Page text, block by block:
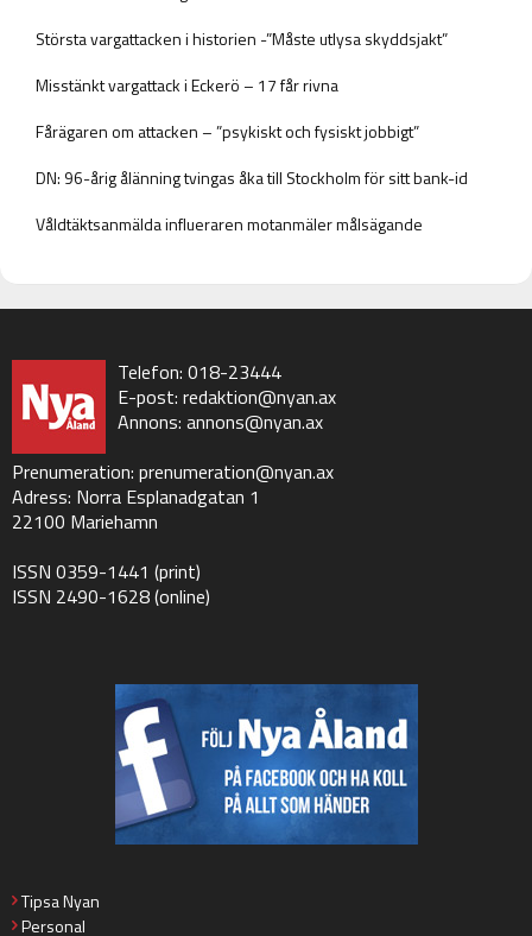
Största vargattacken i historien -”Måste utlysa skyddsjakt”
Misstänkt vargattack i Eckerö – 17 får rivna
Fårägaren om attacken – ”psykiskt och fysiskt jobbigt”
DN: 96-årig ålänning tvingas åka till Stockholm för sitt bank-id
Våldtäktsanmälda influeraren motanmäler målsägande
Telefon: 018-23444
E-post: redaktion@nyan.ax
Annons: annons@nyan.ax
Prenumeration: prenumeration@nyan.ax
Adress: Norra Esplanadgatan 1
22100 Mariehamn
ISSN 0359-1441 (print)
ISSN 2490-1628 (online)
Tipsa Nyan
Personal